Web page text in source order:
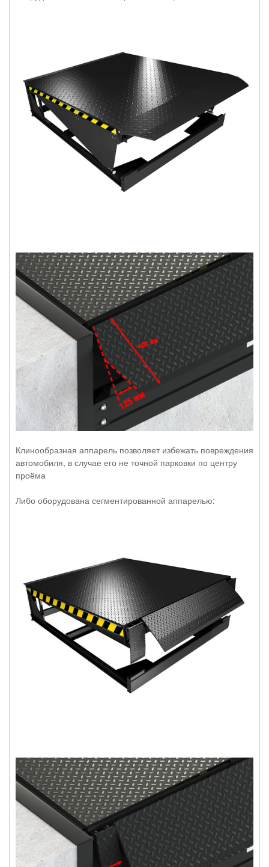
Клинообразная аппарель позволяет избежать повреждения
автомобиля, в случае его не точной парковки по центру
проёма
Либо оборудована сегментированной аппарелью: